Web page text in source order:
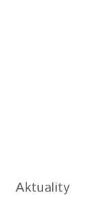
Aktuality